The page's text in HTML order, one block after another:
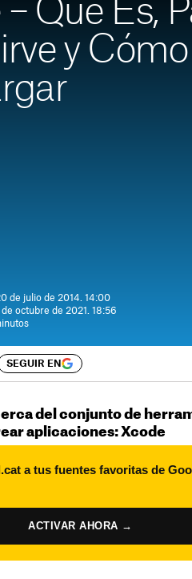
Qué Es,
y Cómo
de julio de 2014. 14:00
octubre de 2021. 18:56
SEGUIR EN
del conjunto de
aplicaciones: Xcode
a tus fuentes favoritas de
ACTIVAR AHORA →